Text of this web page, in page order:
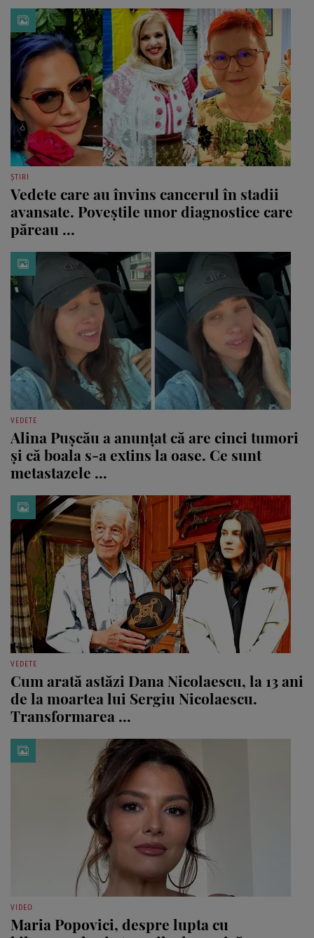
ȘTIRI
Vedete care au învins cancerul în stadii
avansate. Poveștile unor diagnostice care
păreau ...
VEDETE
Alina Pușcău a anunțat că are cinci tumori
și că boala s-a extins la oase. Ce sunt
metastazele ...
VEDETE
Cum arată astăzi Dana Nicolaescu, la 13 ani
de la moartea lui Sergiu Nicolaescu.
Transformarea ...
VIDEO
Maria Popovici, despre lupta cu